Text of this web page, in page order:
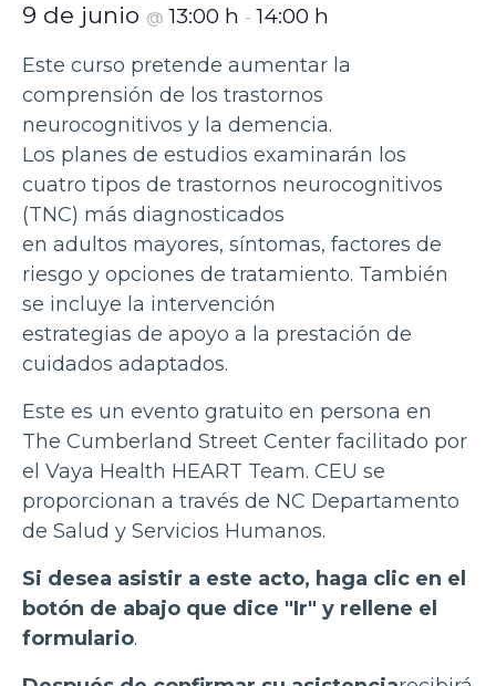
9 de junio @ 13:00 h - 14:00 h
Este curso pretende aumentar la
comprensión de los trastornos
neurocognitivos y la demencia.
Los planes de estudios examinarán los
cuatro tipos de trastornos neurocognitivos
(TNC) más diagnosticados
en adultos mayores, síntomas, factores de
riesgo y opciones de tratamiento. También
se incluye la intervención
estrategias de apoyo a la prestación de
cuidados adaptados.
Este es un evento gratuito en persona en
The Cumberland Street Center facilitado por
el Vaya Health HEART Team. CEU se
proporcionan a través de NC Departamento
de Salud y Servicios Humanos.
Si desea asistir a este acto, haga clic en el
botón de abajo que dice "Ir" y rellene el
formulario.